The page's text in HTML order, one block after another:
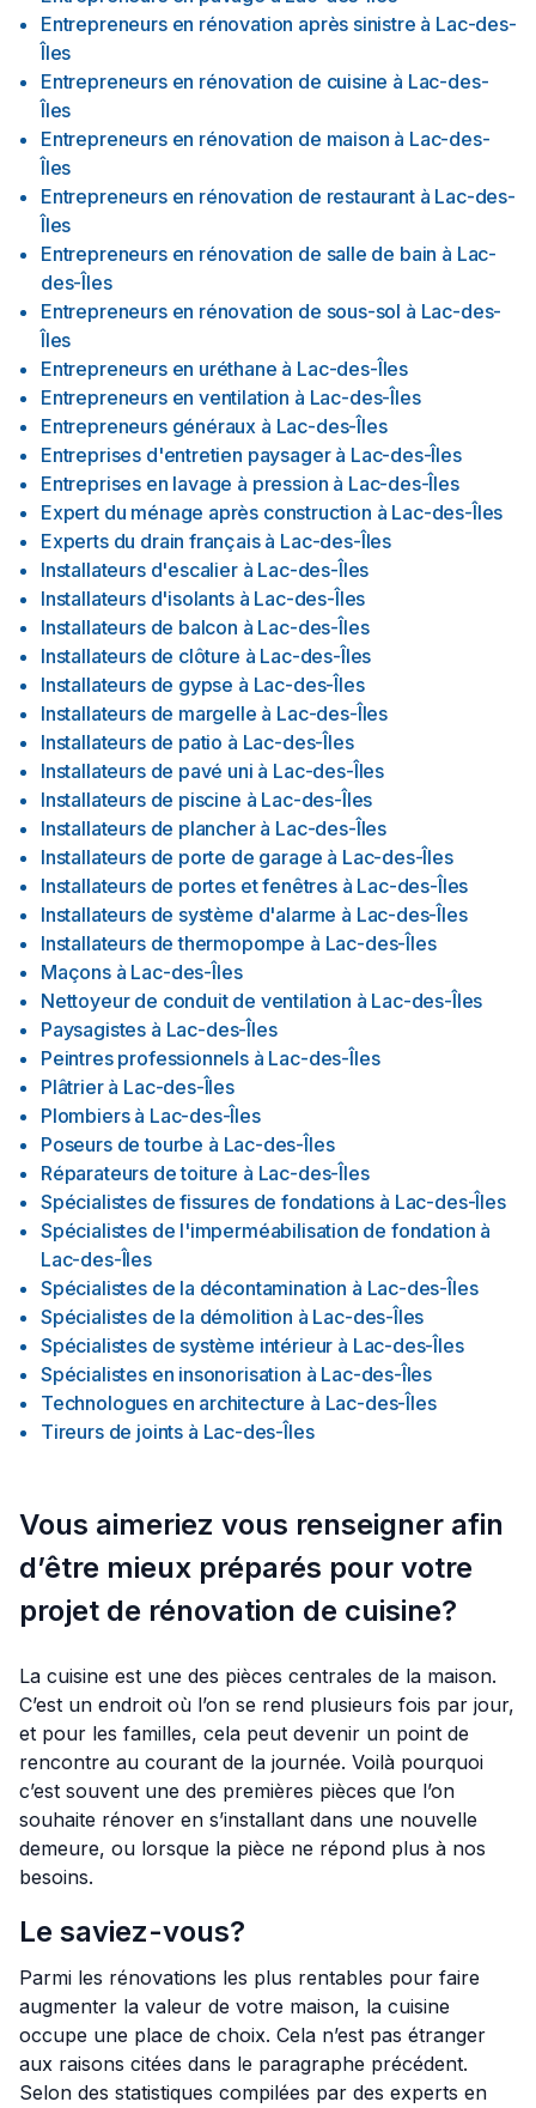
Entrepreneurs en rénovation après sinistre à Lac-des-
Îles
Entrepreneurs en rénovation de cuisine à Lac-des-
Îles
Entrepreneurs en rénovation de maison à Lac-des-
Îles
Entrepreneurs en rénovation de restaurant à Lac-des-
Îles
Entrepreneurs en rénovation de salle de bain à Lac-
des-Îles
Entrepreneurs en rénovation de sous-sol à Lac-des-
Îles
Entrepreneurs en uréthane à Lac-des-Îles
Entrepreneurs en ventilation à Lac-des-Îles
Entrepreneurs généraux à Lac-des-Îles
Entreprises d'entretien paysager à Lac-des-Îles
Entreprises en lavage à pression à Lac-des-Îles
Expert du ménage après construction à Lac-des-Îles
Experts du drain français à Lac-des-Îles
Installateurs d'escalier à Lac-des-Îles
Installateurs d'isolants à Lac-des-Îles
Installateurs de balcon à Lac-des-Îles
Installateurs de clôture à Lac-des-Îles
Installateurs de gypse à Lac-des-Îles
Installateurs de margelle à Lac-des-Îles
Installateurs de patio à Lac-des-Îles
Installateurs de pavé uni à Lac-des-Îles
Installateurs de piscine à Lac-des-Îles
Installateurs de plancher à Lac-des-Îles
Installateurs de porte de garage à Lac-des-Îles
Installateurs de portes et fenêtres à Lac-des-Îles
Installateurs de système d'alarme à Lac-des-Îles
Installateurs de thermopompe à Lac-des-Îles
Maçons à Lac-des-Îles
Nettoyeur de conduit de ventilation à Lac-des-Îles
Paysagistes à Lac-des-Îles
Peintres professionnels à Lac-des-Îles
Plâtrier à Lac-des-Îles
Plombiers à Lac-des-Îles
Poseurs de tourbe à Lac-des-Îles
Réparateurs de toiture à Lac-des-Îles
Spécialistes de fissures de fondations à Lac-des-Îles
Spécialistes de l'imperméabilisation de fondation à
Lac-des-Îles
Spécialistes de la décontamination à Lac-des-Îles
Spécialistes de la démolition à Lac-des-Îles
Spécialistes de système intérieur à Lac-des-Îles
Spécialistes en insonorisation à Lac-des-Îles
Technologues en architecture à Lac-des-Îles
Tireurs de joints à Lac-des-Îles
Vous aimeriez vous renseigner afin
d’être mieux préparés pour votre
projet de rénovation de cuisine?
La cuisine est une des pièces centrales de la maison.
C’est un endroit où l’on se rend plusieurs fois par jour,
et pour les familles, cela peut devenir un point de
rencontre au courant de la journée. Voilà pourquoi
c’est souvent une des premières pièces que l’on
souhaite rénover en s’installant dans une nouvelle
demeure, ou lorsque la pièce ne répond plus à nos
besoins.
Le saviez-vous?
Parmi les rénovations les plus rentables pour faire
augmenter la valeur de votre maison, la cuisine
occupe une place de choix. Cela n’est pas étranger
aux raisons citées dans le paragraphe précédent.
Selon des statistiques compilées par des experts en